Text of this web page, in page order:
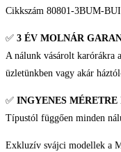
Neptunian
Réserve
Férfi
karóra
Cikkszám 80801-3BUM-
✅ 3 ÉV MOLNÁR
A nálunk vásárolt karórákra
üzletünkben vagy akár
✅ INGYENES
Típustól függően minden
Exkluzív svájci modellek a